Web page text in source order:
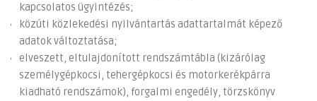
kapcsolatos ügyintézés;
közúti közlekedési nyilvántartás adattartalmát képező
adatok változtatása;
elveszett, eltulajdonított rendszámtábla (kizárólag
személygépkocsi, tehergépkocsi és motorkerékpárra
kiadható rendszámok), forgalmi engedély, törzskönyv